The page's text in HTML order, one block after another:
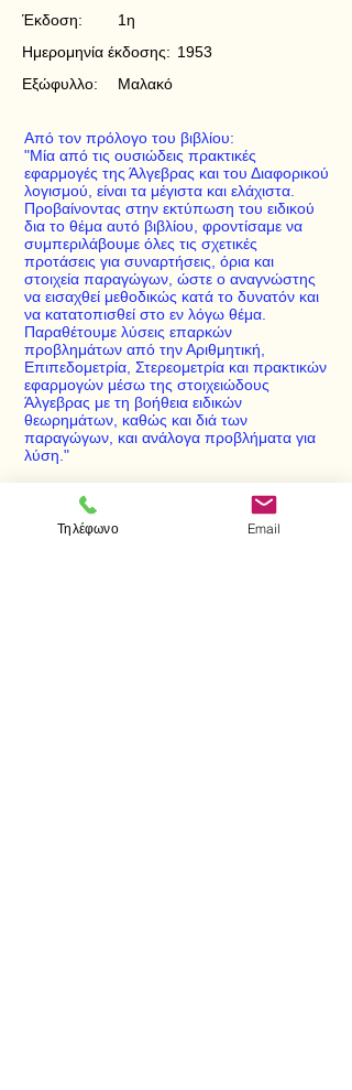
Έκδοση:
1η
Ημερομηνία έκδοσης: 1953
Εξώφυλλο:
Μαλακό
Από τον πρόλογο του βιβλίου:
"Μία από τις ουσιώδεις πρακτικές
εφαρμογές της Άλγεβρας και του Διαφορικού
λογισμού, είναι τα μέγιστα και ελάχιστα.
Προβαίνοντας στην εκτύπωση του ειδικού
δια το θέμα αυτό βιβλίου, φροντίσαμε να
συμπεριλάβουμε όλες τις σχετικές
προτάσεις για συναρτήσεις, όρια και
στοιχεία παραγώγων, ώστε ο αναγνώστης
να εισαχθεί μεθοδικώς κατά το δυνατόν και
να κατατοπισθεί στο εν λόγω θέμα.
Παραθέτουμε λύσεις επαρκών
προβλημάτων από την Αριθμητική,
Επιπεδομετρία, Στερεομετρία και πρακτικών
εφαρμογών μέσω της στοιχειώδους
Άλγεβρας με τη βοήθεια ειδικών
θεωρημάτων, καθώς και διά των
παραγώγων, και ανάλογα προβλήματα για
λύση."
Τηλέφωνο Email